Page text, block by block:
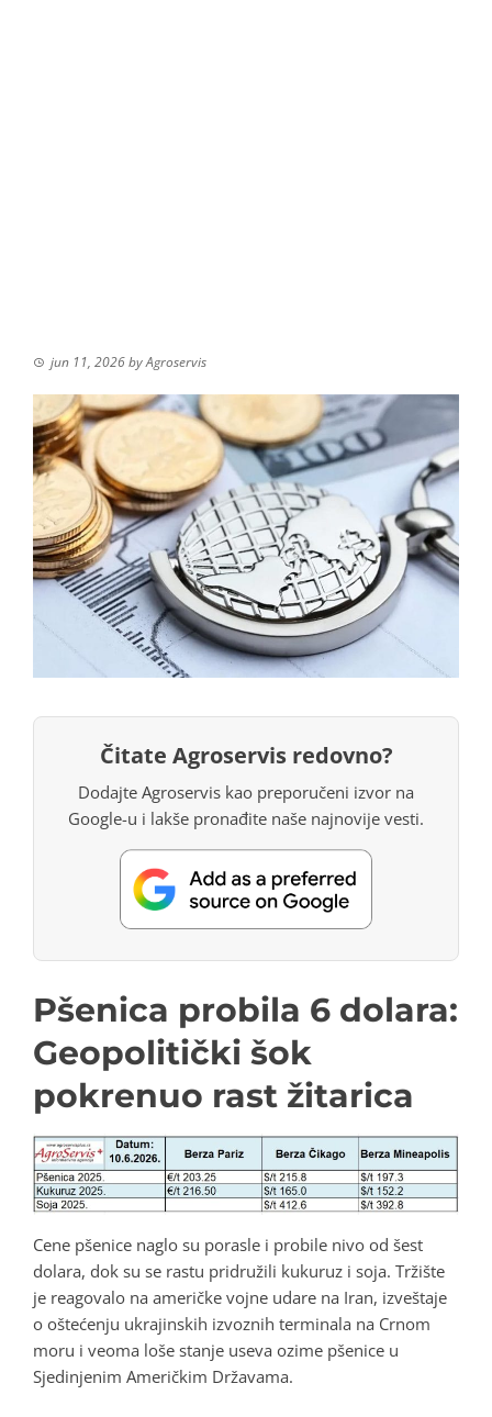
jun 11, 2026byAgroservis
Čitate Agroservis redovno?
Dodajte Agroservis kao preporučeni izvor na
Google-u i lakše pronađite naše najnovije vesti.
Pšenica probila 6 dolara:
Geopolitički šok
pokrenuo rast žitarica
Cene pšenice naglo su porasle i probile nivo od šest
dolara, dok su se rastu pridružili kukuruz i soja. Tržište
je reagovalo na američke vojne udare na Iran, izveštaje
o oštećenju ukrajinskih izvoznih terminala na Crnom
moru i veoma loše stanje useva ozime pšenice u
Sjedinjenim Američkim Državama.